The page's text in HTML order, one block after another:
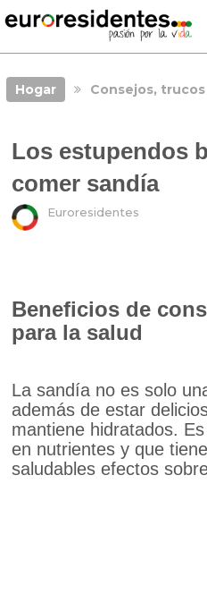
Hogar Consejos,
Los estupendos
comer sandía
Euroresidentes
Beneficios de
para la salud
La sandía no es solo
además de estar
mantiene hidratados.
en nutrientes y que
saludables efectos